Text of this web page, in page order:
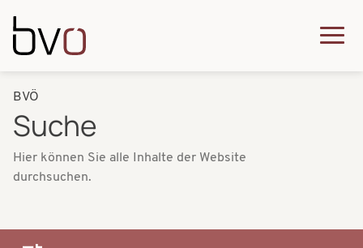
k
p
P
f
a
d
BVÖ
Suche
Hier können Sie alle Inhalte der Website
durchsuchen.